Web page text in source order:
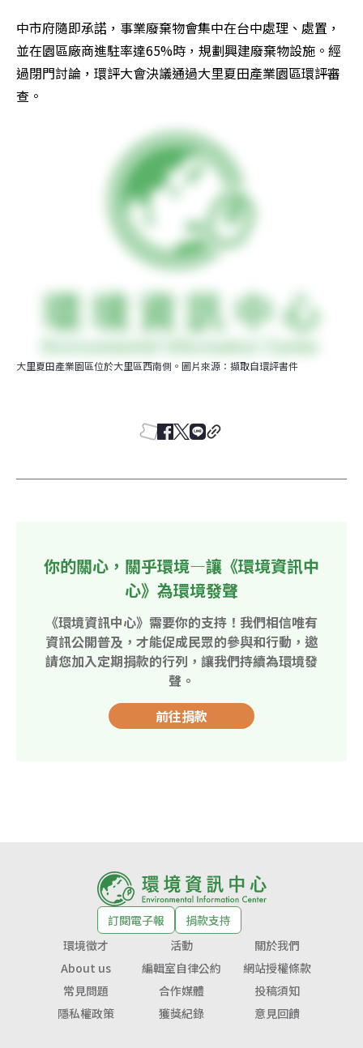
中市府隨即承諾，事業廢棄物會集中在台中處理、處置，
並在園區廠商進駐率達65%時，規劃興建廢棄物設施。經
過閉門討論，環評大會決議通過大里夏田產業園區環評審
查。
大里夏田產業園區位於大里區西南側。圖片來源：擷取自環評書件
你的關心，關乎環境—讓《環境資訊中
心》為環境發聲
《環境資訊中心》需要你的支持！我們相信唯有
資訊公開普及，才能促成民眾的參與和行動，邀
請您加入定期捐款的行列，讓我們持續為環境發
聲。
前往捐款
訂閱電子報
捐款支持
環境徵才
活動
關於我們
About us
編輯室自律公約
網站授權條款
常見問題
合作媒體
投稿須知
隱私權政策
獲獎紀錄 意見回饋